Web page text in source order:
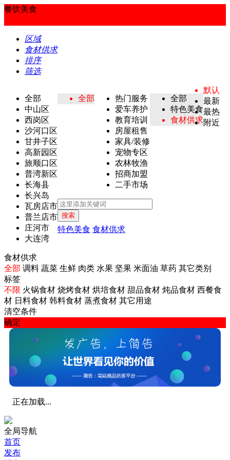
餐饮美食
区域
食材供求
排序
筛选
全部
中山区
西岗区
沙河口区
甘井子区
高新园区
旅顺口区
普湾新区
长海县
长兴岛
瓦房店市
普兰店市
庄河市
大连湾
全部
热门服务
爱车养护
教育培训
房屋租售
家具/装修
宠物专区
农林牧渔
招商加盟
二手市场
全部
特色美食
食材供求
默认
最新
最热
附近
食材供求
全部 调料 蔬菜 生鲜 肉类 水果 坚果 米面油 草药 其它类别
标签
不限 火锅食材 烧烤食材 烘培食材 甜品食材 炖品食材 西餐食
材 日料食材 韩料食材 蒸煮食材 其它用途
清空条件
确定
搜索
特色美食 食材供求
正在加载...
全局导航
首页
发布